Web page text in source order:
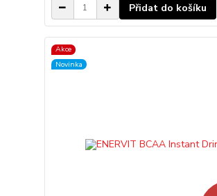
Přidat do košíku
Akce
Novinka